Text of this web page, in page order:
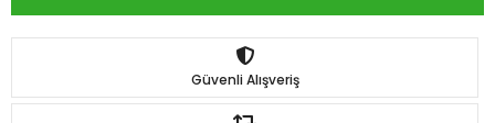
Güvenli Alışveriş